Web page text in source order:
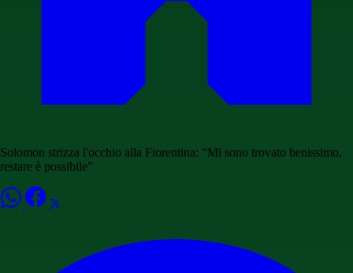
Solomon strizza l'occhio alla Fiorentina: “Mi sono trovato benissimo,
restare è possibile”